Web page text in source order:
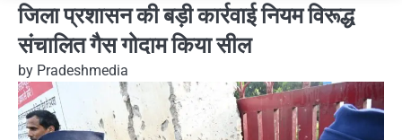
जिला प्रशासन की बड़ी कार्रवाई नियम विरूद्ध
संचालित गैस गोदाम किया सील
by Pradeshmedia